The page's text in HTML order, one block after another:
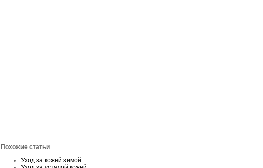
Похожие статьи
Уход за кожей зимой